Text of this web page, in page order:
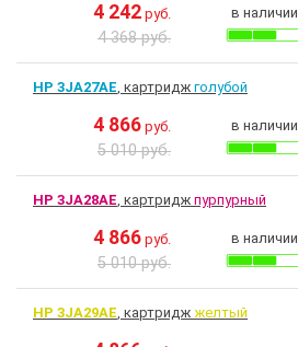
4 242 руб.
4 368 руб.
в наличии
HP 3JA27AE, картридж голубой
4 866 руб.
5 010 руб.
в наличии
HP 3JA28AE, картридж пурпурный
4 866 руб.
5 010 руб.
в наличии
HP 3JA29AE, картридж желтый